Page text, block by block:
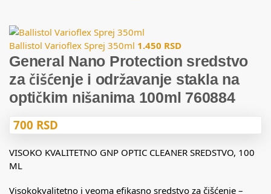
Ballistol Varioflex Sprej 350ml 1.450 RSD
General Nano Protection sredstvo
za čišćenje i održavanje stakla na
optičkim nišanima 100ml 760884
700 RSD
VISOKO KVALITETNO GNP OPTIC CLEANER SREDSTVO, 100
ML
Visokokvalitetno i veoma efikasno sredstvo za čišćenje –